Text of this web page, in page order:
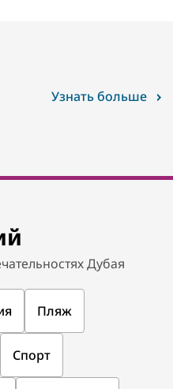
Узнать больше
Дубая
Пляж
Спорт